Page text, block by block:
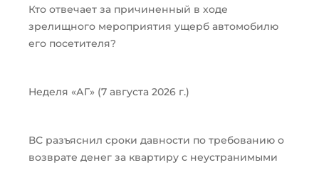
Кто отвечает за причиненный в ходе
зрелищного мероприятия ущерб автомобилю
его посетителя?
Неделя «АГ» (7 августа 2026 г.)
ВС разъяснил сроки давности по требованию о
возврате денег за квартиру с неустранимыми